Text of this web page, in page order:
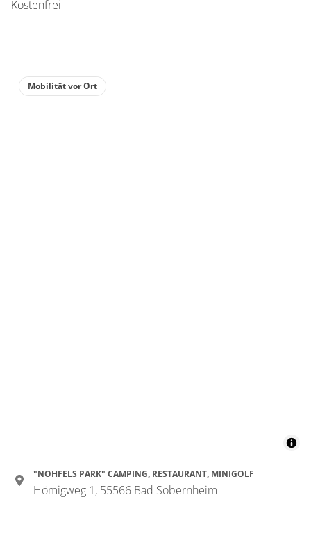
Kostenfrei
Mobilität vor Ort
"NOHFELS PARK" CAMPING, RESTAURANT, MINIGOLF
Hömigweg 1, 55566 Bad Sobernheim